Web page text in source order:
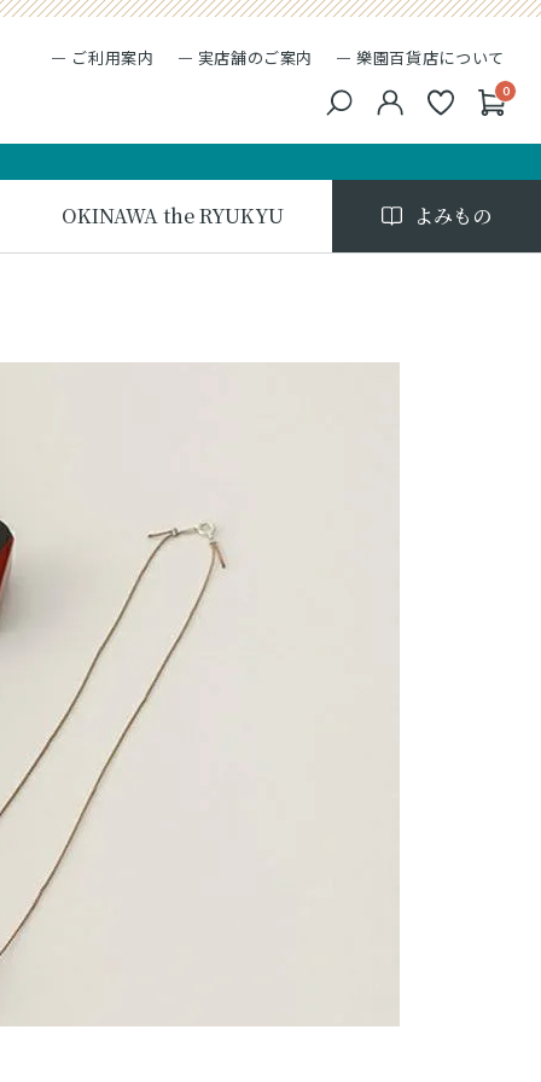
ご利用案内 実店舗のご案内 樂園百貨店について
0
OKINAWA the RYUKYU よみもの